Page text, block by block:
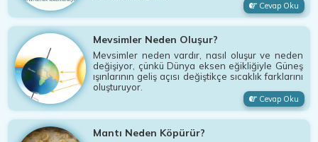
Cevap Oku
Mevsimler Neden Oluşur?
Mevsimler neden vardır, nasıl oluşur ve neden
değişiyor, çünkü Dünya eksen eğikliğiyle Güneş
ışınlarının geliş açısı değiştikçe sıcaklık farklarını
oluşturuyor.
Cevap Oku
Mantı Neden Köpürür?